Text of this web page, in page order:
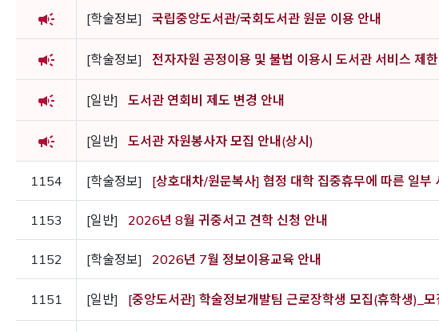
campaign [학술정보] 국립중앙도서관/국회도서관 원문 이용 안내
campaign [학술정보] 전자자원 공정이용 및 불법 이용시 도서관 서비스 제
campaign [일반] 도서관 연회비 제도 변경 안내
campaign [일반] 도서관 자원봉사자 모집 안내(상시)
1154 [학술정보] [상호대차/원문복사] 협정 대학 집중휴무에 따른 일
1153 [일반] 2026년 8월 귀중서고 견학 신청 안내
1152 [학술정보] 2026년 7월 정보이용교육 안내
1151 [일반] [중앙도서관] 학술정보개발팀 근로장학생 모집(휴학생)_